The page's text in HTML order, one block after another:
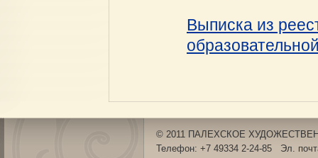
Выписка из
© 2011 ПАЛЕХСКОЕ
Телефон: +7 49334 2-24-85 Эл.